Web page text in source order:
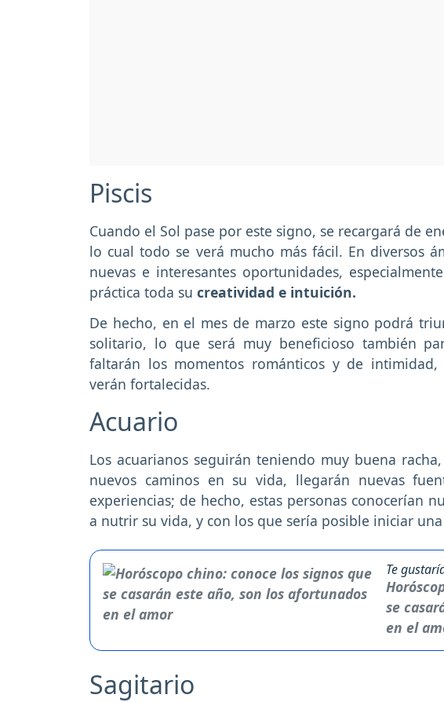
Piscis
Cuando el Sol pase por este signo, se recargará de
lo cual todo se verá mucho más fácil. En diversos
nuevas e interesantes oportunidades,
práctica toda su creatividad e intuición.
De hecho, en el mes de marzo este signo podrá
solitario, lo que será muy beneficioso también
faltarán los momentos románticos y de intimidad,
verán fortalecidas.
Acuario
Los acuarianos seguirán teniendo muy buena
nuevos caminos en su vida, llegarán nuevas
experiencias; de hecho, estas personas conocerían
a nutrir su vida, y con los que sería posible iniciar una
Te
se
en el
Sagitario